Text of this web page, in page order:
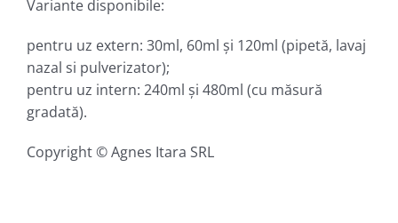
Variante disponibile:
pentru uz extern: 30ml, 60ml şi 120ml (pipetă, lavaj
nazal si pulverizator);
pentru uz intern: 240ml şi 480ml (cu măsură
gradată).
Copyright © Agnes Itara SRL